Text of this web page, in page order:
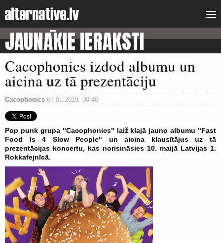
JAUNĀKIE IERAKSTI
Cacophonics izdod albumu un
aicina uz tā prezentāciju
Cacophonics 07.05.2019. 08:40
Pop punk grupa "Cacophonics" laiž klajā jauno albumu "Fast
Food Is 4 Slow People" un aicina klausītājus uz tā
prezentācijas koncertu, kas norisināsies 10. maijā Latvijas 1.
Rokkafejnīcā.